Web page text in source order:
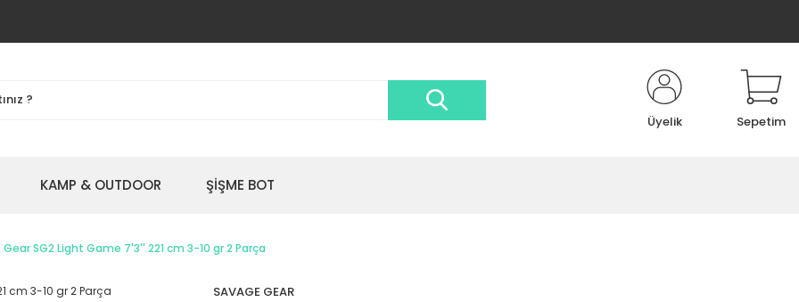
Üyelik Sepetim
KAMP & OUTDOOR ŞİŞME BOT
SG2 Light Game 7'3'' 221 cm 3-10 gr 2 Parça
SAVAGE GEAR